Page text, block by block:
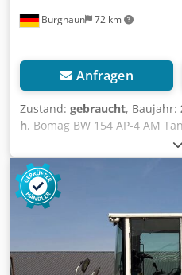
Burghaun 72 km
Anfragen
Zustand: gebraucht, Baujahr:
h, Bomag BW 154 AP-4 AM
Betriebsstunden: nur 731h,
Asphalt Manager 2, Gewicht:
guter Zustand, sofort
unterbreiten wir Ihnen ein
Finanzierungsangebot, Herr
Weitere Informationen
Irrtümer und
Bomag BW 154 AP-4 AM